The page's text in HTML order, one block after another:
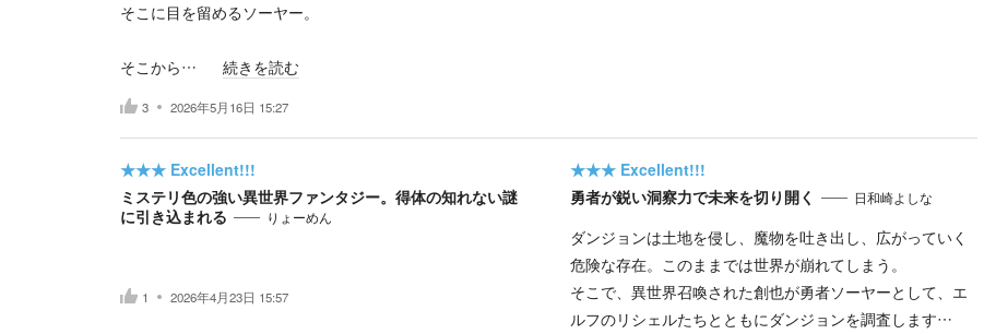
そこに目を留めるソーヤー。
そこから… 続きを読む
3 2026年5月16日 15:27
★★★ Excellent!!!
ミステリ色の強い異世界ファンタジー。得体の知れない謎
に引き込まれる
りょーめん
1 2026年4月23日 15:57
★★★ Excellent!!!
勇者が鋭い洞察力で未来を切り開く
日和崎よしな
ダンジョンは土地を侵し、魔物を吐き出し、広がっていく
危険な存在。このままでは世界が崩れてしまう。
そこで、異世界召喚された創也が勇者ソーヤーとして、エ
ルフのリシェルたちとともにダンジョンを調査します…